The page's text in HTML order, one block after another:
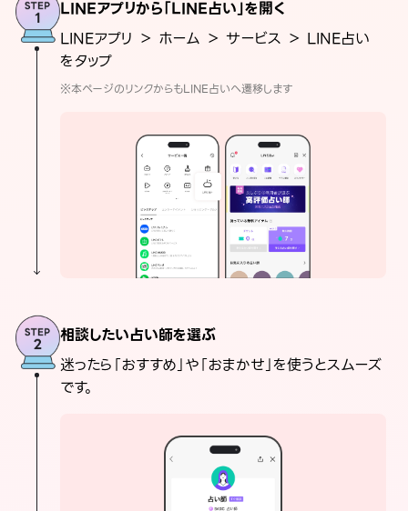
LINEアプリから「LINE占い」を開く
LINEアプリ ＞ ホーム ＞ サービス ＞ LINE占い
をタップ
※本ページのリンクからもLINE占いへ遷移します
相談したい占い師を選ぶ
迷ったら「おすすめ」や「おまかせ」を使うとスムーズ
です。